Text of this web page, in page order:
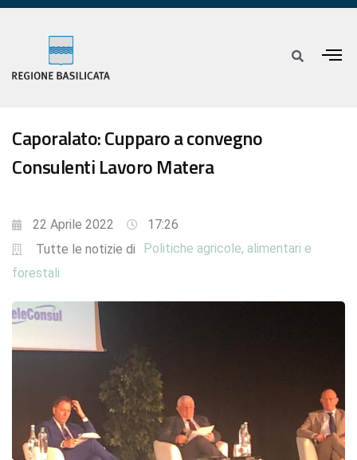
Caporalato: Cupparo a convegno
Consulenti Lavoro Matera
22 Aprile 2022
17:26
Tutte le notizie di
Politiche agricole, alimentari e
forestali